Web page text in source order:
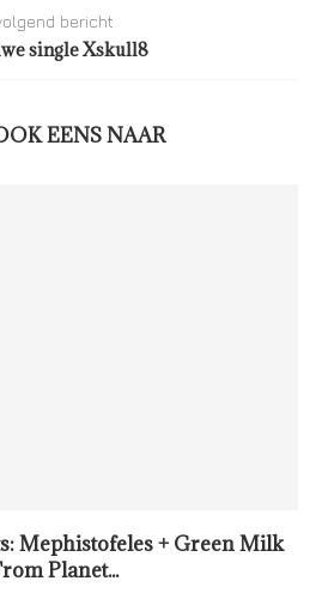
bericht
single Xskull8
EENS NAAR
Mephistofeles + Green Milk
Planet...